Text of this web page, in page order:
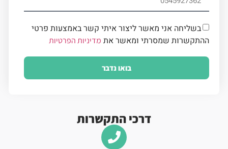
בשליחה אני מאשר ליצור איתי קשר באמצעות פרטי
ההתקשרות שמסרתי ומאשר את מדיניות הפרטיות
בואו נדבר
דרכי התקשרות